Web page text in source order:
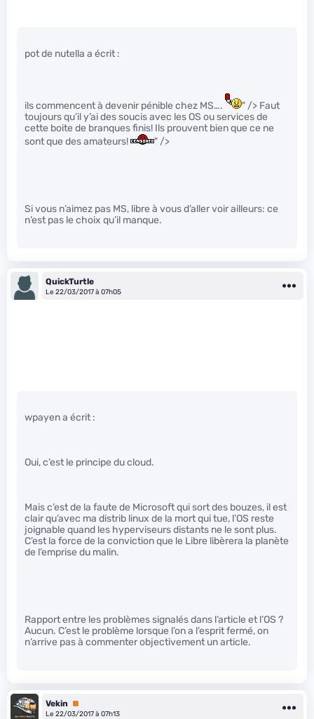
pot de nutella a écrit :
ils commencent à devenir pénible chez MS….
" /> Faut
toujours qu’il y’ai des soucis avec les OS ou services de
cette boite de branques finis! Ils prouvent bien que ce ne
sont que des amateurs!
" />
Si vous n’aimez pas MS, libre à vous d’aller voir ailleurs: ce
n’est pas le choix qu’il manque.
QuickTurtle
Le 22/03/2017 à 07h05
wpayen a écrit :
Oui, c’est le principe du cloud.
Mais c’est de la faute de Microsoft qui sort des bouzes, il est
clair qu’avec ma distrib linux de la mort qui tue, l’OS reste
joignable quand les hyperviseurs distants ne le sont plus.
C’est la force de la conviction que le Libre libèrera la planète
de l’emprise du malin.
Rapport entre les problèmes signalés dans l’article et l’OS ?
Aucun. C’est le problème lorsque l’on a l’esprit fermé, on
n’arrive pas à commenter objectivement un article.
Vekin
Premium
Le 22/03/2017 à 07h13